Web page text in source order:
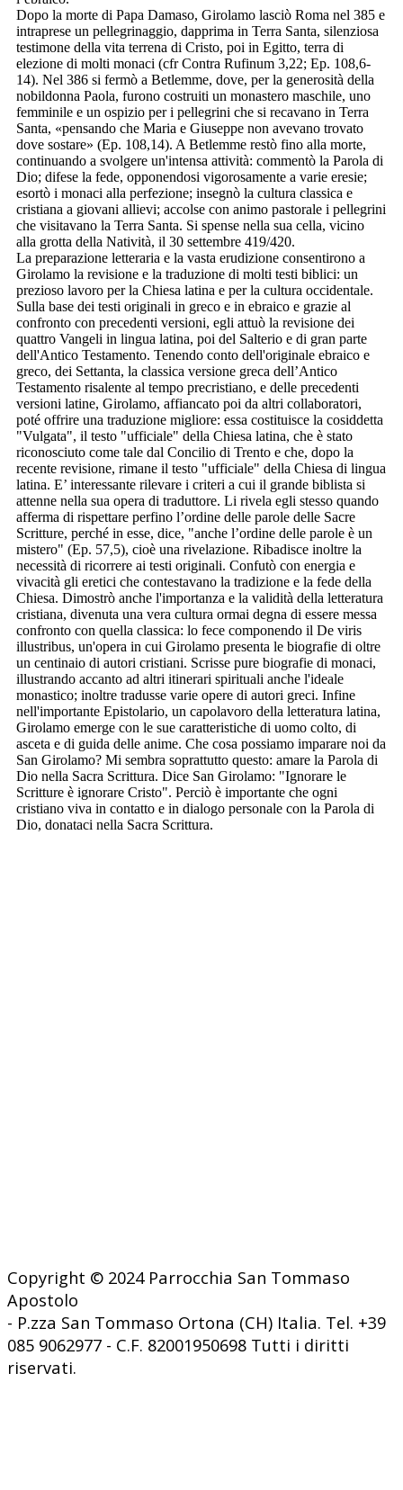
Dopo la morte di Papa Damaso, Girolamo lasciò Roma nel 385 e
intraprese un pellegrinaggio, dapprima in Terra Santa, silenziosa
testimone della vita terrena di Cristo, poi in Egitto, terra di
elezione di molti monaci (cfr Contra Rufinum 3,22; Ep. 108,6-
14). Nel 386 si fermò a Betlemme, dove, per la generosità della
nobildonna Paola, furono costruiti un monastero maschile, uno
femminile e un ospizio per i pellegrini che si recavano in Terra
Santa, «pensando che Maria e Giuseppe non avevano trovato
dove sostare» (Ep. 108,14). A Betlemme restò fino alla morte,
continuando a svolgere un'intensa attività: commentò la Parola di
Dio; difese la fede, opponendosi vigorosamente a varie eresie;
esortò i monaci alla perfezione; insegnò la cultura classica e
cristiana a giovani allievi; accolse con animo pastorale i pellegrini
che visitavano la Terra Santa. Si spense nella sua cella, vicino
alla grotta della Natività, il 30 settembre 419/420.
La preparazione letteraria e la vasta erudizione consentirono a
Girolamo la revisione e la traduzione di molti testi biblici: un
prezioso lavoro per la Chiesa latina e per la cultura occidentale.
Sulla base dei testi originali in greco e in ebraico e grazie al
confronto con precedenti versioni, egli attuò la revisione dei
quattro Vangeli in lingua latina, poi del Salterio e di gran parte
dell'Antico Testamento. Tenendo conto dell'originale ebraico e
greco, dei Settanta, la classica versione greca dell’Antico
Testamento risalente al tempo precristiano, e delle precedenti
versioni latine, Girolamo, affiancato poi da altri collaboratori,
poté offrire una traduzione migliore: essa costituisce la cosiddetta
"Vulgata", il testo "ufficiale" della Chiesa latina, che è stato
riconosciuto come tale dal Concilio di Trento e che, dopo la
recente revisione, rimane il testo "ufficiale" della Chiesa di lingua
latina. E’ interessante rilevare i criteri a cui il grande biblista si
attenne nella sua opera di traduttore. Li rivela egli stesso quando
afferma di rispettare perfino l’ordine delle parole delle Sacre
Scritture, perché in esse, dice, "anche l’ordine delle parole è un
mistero" (Ep. 57,5), cioè una rivelazione. Ribadisce inoltre la
necessità di ricorrere ai testi originali. Confutò con energia e
vivacità gli eretici che contestavano la tradizione e la fede della
Chiesa. Dimostrò anche l'importanza e la validità della letteratura
cristiana, divenuta una vera cultura ormai degna di essere messa
confronto con quella classica: lo fece componendo il De viris
illustribus, un'opera in cui Girolamo presenta le biografie di oltre
un centinaio di autori cristiani. Scrisse pure biografie di monaci,
illustrando accanto ad altri itinerari spirituali anche l'ideale
monastico; inoltre tradusse varie opere di autori greci. Infine
nell'importante Epistolario, un capolavoro della letteratura latina,
Girolamo emerge con le sue caratteristiche di uomo colto, di
asceta e di guida delle anime. Che cosa possiamo imparare noi da
San Girolamo? Mi sembra soprattutto questo: amare la Parola di
Dio nella Sacra Scrittura. Dice San Girolamo: "Ignorare le
Scritture è ignorare Cristo". Perciò è importante che ogni
cristiano viva in contatto e in dialogo personale con la Parola di
Dio, donataci nella Sacra Scrittura.
Copyright © 2024 Parrocchia San Tommaso
Apostolo
- P.zza San Tommaso Ortona (CH) Italia. Tel. +39
085 9062977 - C.F. 82001950698 Tutti i diritti
riservati.